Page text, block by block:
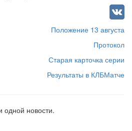
Положение 13 августа
Протокол
Старая карточка серии
Результаты в КЛБМатче
одной новости.